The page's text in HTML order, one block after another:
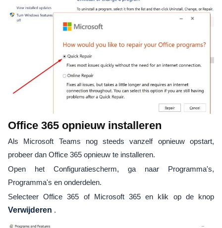
Office 365 opnieuw installeren
Als Microsoft Teams nog steeds vanzelf opnieuw opstart,
probeer dan Office 365 opnieuw te installeren.
Open het Configuratiescherm, ga naar Programma's,
Programma's en onderdelen.
Selecteer Office 365 of Microsoft 365 en klik op de knop
Verwijderen .